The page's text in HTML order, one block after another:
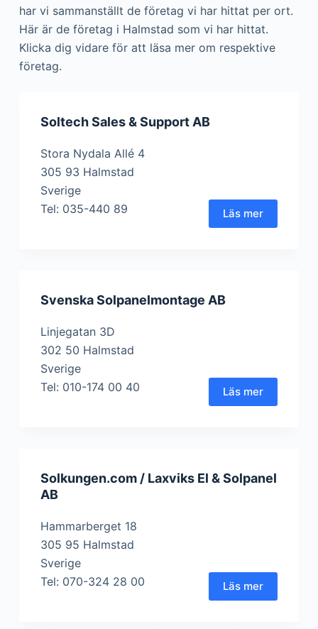
har vi sammanställt de företag vi har hittat per ort.
Här är de företag i Halmstad som vi har hittat.
Klicka dig vidare för att läsa mer om respektive
företag.
Soltech Sales & Support AB
Stora Nydala Allé 4
305 93 Halmstad
Sverige
Tel: 035-440 89
Läs mer
Svenska Solpanelmontage AB
Linjegatan 3D
302 50 Halmstad
Sverige
Tel: 010-174 00 40
Läs mer
Solkungen.com / Laxviks El & Solpanel
AB
Hammarberget 18
305 95 Halmstad
Sverige
Tel: 070-324 28 00
Läs mer